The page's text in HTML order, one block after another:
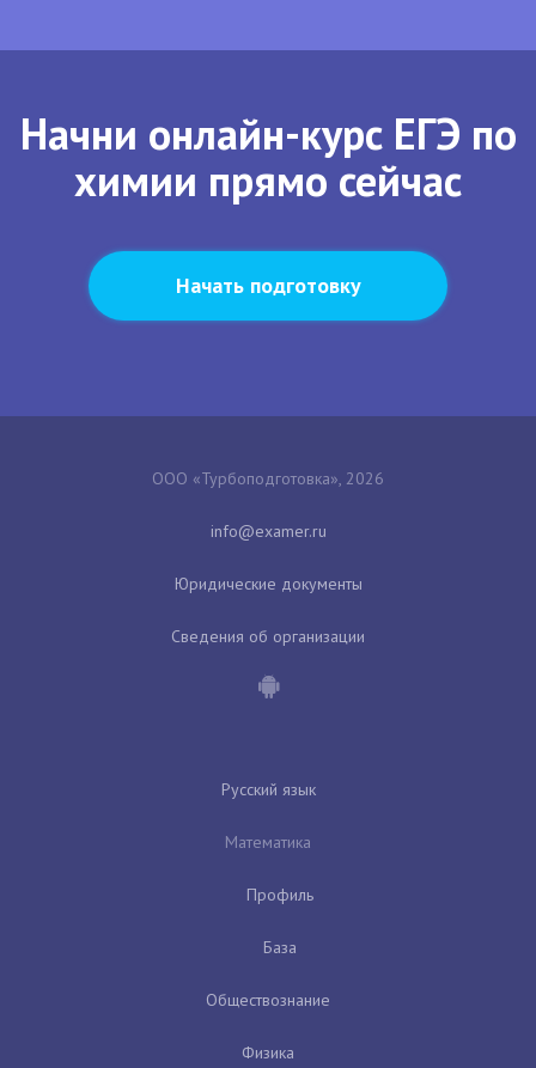
Начни онлайн-курс ЕГЭ по
химии прямо сейчас
Начать подготовку
ООО «Турбоподготовка», 2026
Юридические документы
Сведения об организации
Русский язык
Математика
Профиль
База
Обществознание
Физика